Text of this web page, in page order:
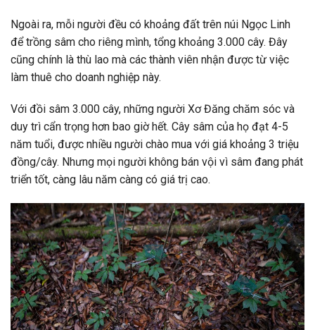
Ngoài ra, mỗi người đều có khoảng đất trên núi Ngọc Linh
để trồng sâm cho riêng mình, tổng khoảng 3.000 cây. Đây
cũng chính là thù lao mà các thành viên nhận được từ việc
làm thuê cho doanh nghiệp này.
Với đồi sâm 3.000 cây, những người Xơ Đăng chăm sóc và
duy trì cẩn trọng hơn bao giờ hết. Cây sâm của họ đạt 4-5
năm tuổi, được nhiều người chào mua với giá khoảng 3 triệu
đồng/cây. Nhưng mọi người không bán vội vì sâm đang phát
triển tốt, càng lâu năm càng có giá trị cao.